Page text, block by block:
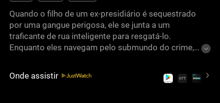
Quando o filho de um ex-presidiário é sequestrado
por uma gangue perigosa, ele se junta a um
traficante de rua inteligente para resgatá-lo.
Enquanto eles navegam pelo submundo do crime, a
com uma história emocionante de amor, sacrifício
Onde assistir